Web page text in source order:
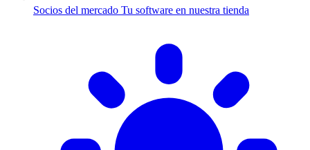
Socios del mercado Tu software en nuestra tienda